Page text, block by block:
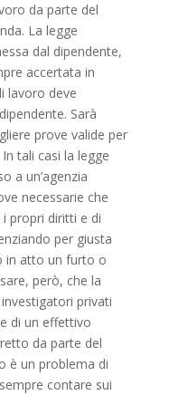
da parte del
La legge
dal dipendente,
accertata in
lavoro deve
Sarà
prove valide per
tali casi la legge
a un’agenzia
necessarie che
propri diritti e di
per giusta
in atto un furto o
però, che la
privati
di un effettivo
da parte del
è un problema di
contare sui